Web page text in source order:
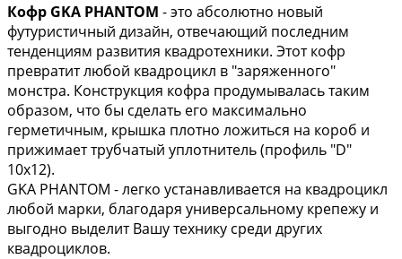
Кофр GKA PHANTOM - это абсолютно новый
футуристичный дизайн, отвечающий последним
тенденциям развития квадротехники. Этот кофр
превратит любой квадроцикл в "заряженного"
монстра. Конструкция кофра продумывалась таким
образом, что бы сделать его максимально
герметичным, крышка плотно ложиться на короб и
прижимает трубчатый уплотнитель (профиль "D"
10х12).
GKA PHANTOM - легко устанавливается на квадроцикл
любой марки, благодаря универсальному крепежу и
выгодно выделит Вашу технику среди других
квадроциклов.